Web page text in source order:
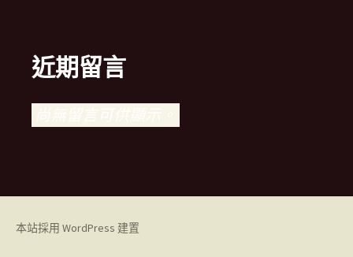
近期留言
尚無留言可供顯示。
本站採用 WordPress 建置